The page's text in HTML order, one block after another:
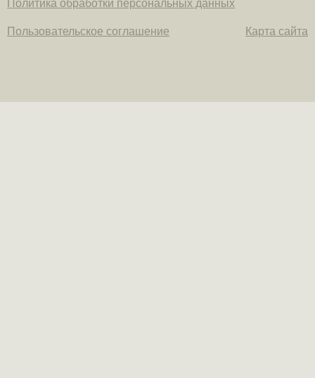
Политика обработки персональных данных
Пользовательское соглашение Карта сайта